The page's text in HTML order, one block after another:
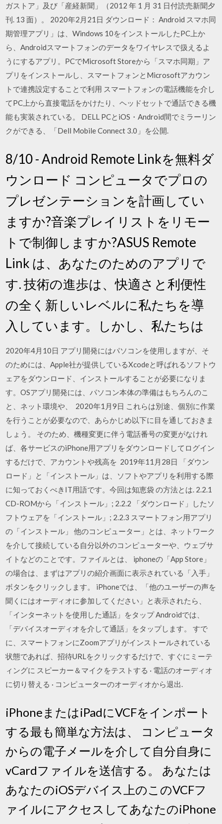
ガストア」及び「産経新聞」（2012 年 1 月 31 日付読売新聞夕
刊. 13 面）。 2020年2月21日 ダウンロード： Android スマホ同
期管理アプリ」は、Windows 10をインストールしたPC上か
ら、Androidスマートフォンのデータをワイヤレスで扱えるよ
うにするアプリ。PCでMicrosoft Storeから「スマホ同期」ア
プリをインストールし、スマートフォンとMicrosoftアカウン
トで連携設定することで利用 スマートフォンの電話機能を介し
てPC上から直接電話をかけたり、ヘッドセットで通話できる機
能も実装されている。 DELL PCとiOS・Android間でミラーリン
クができる、「Dell Mobile Connect 3.0」を公開.
8/10 - Android Remote Linkを無料ダ
ウンロード コンピュータでプロの
プレゼンテーションを計画してい
ますか?音楽プレイリストをリモー
トで制御しますか?ASUS Remote
Link は、あなたのためのアプリで
す. 技術の進歩は、快適さと利便性
の全く新しいレベルに私たちを導
入しています。しかし、私たちは
2020年4月10日 アプリ開発にはパソコンを使用しますが、そ
のためには、Apple社が提供しているXcodeと呼ばれるソフトウ
ェアをダウンロード、インストールすることが必要になりま
す。OSアプリ開発には、パソコン本体の準備はもちろんのこ
と、ネット環境や、 2020年1月9日 これらは別途、個別に作業
を行うことが必要なので、あらかじめ以下に目を通しておきま
しょう。 そのため、機種変更に伴う電話番号の変更がなけれ
ば、各サービスのiPhone用アプリをダウンロードしてログイン
するだけで、アカウントや残高を 2019年11月28日 「ダウン
ロード」と「インストール」は、ソフトやアプリを利用する際
に知っておくべきIT用語です。今回は知恵袋 の方法とは. 2.2.1
CD-ROMから「インストール」; 2.2.2 「ダウンロード」したソ
フトウェアを「インストール」; 2.2.3 スマートフォン用アプリ
の「インストール」 他のコンピューター」とは、ネットワーク
を介して接続している自分以外のコンピューターや、ウェブサ
イトなどのことです。ファイルとは、 iphoneの「App Store」
の場合は、まずはアプリの紹介画面に表示されている「入手」
ボタンをクリックします。 iPhoneでは、「他のユーザーの声を
聞くにはオーディオに参加してください」と表示されたら、
「インターネットを使用した通話」をタップ Androidでは、
「デバイスオーディオを介して通話」をタップします。 すで
に、スマートフォンにZoomアプリがインストールされている
状態であれば、招待URLをクリックするだけで、すぐにミーテ
ィングに スピーカー＆マイクをテストする · 電話のオーディオ
に切り替える · コンピューターのオーディオから退出.
iPhoneまたはiPadにVCFをインポート
する最も簡単な方法は、 コンピュータ
からの電子メールを介して自分自身に
vCardファイルを送信する。 あなたは
あなたのiOSデバイス上のこのVCFフ
ァイルにアクセスしてあなたのiPhone